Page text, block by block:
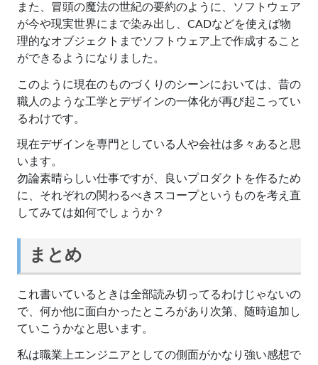
また、冒頭の魔法の世紀の要約のように、ソフトウェア
が今や現実世界にまで染み出し、CADなどを使えば物
理的なオブジェクトまでソフトウェア上で作成すること
ができるようになりました。
このように現在のものづくりのシーンにおいては、昔の
職人のような工学とデザインの一体化が再び起こってい
るわけです。
現在デザインを専門としている人や会社は多々あると思
います。
勿論素晴らしい仕事ですが、良いプロダクトを作るため
に、それぞれの関わるべきスコープというものを考え直
してみては如何でしょうか？
まとめ
これ書いているときは全部読み切ってるわけじゃないの
で、何か他に面白かったところがあり次第、随時追加し
ていこうかなと思います。
私は職業上エンジニアとしての側面がかなり強い感想で